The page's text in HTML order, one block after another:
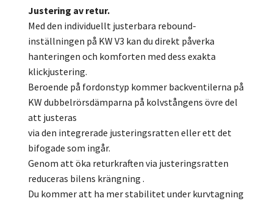
Justering av retur.
Med den individuellt justerbara rebound-
inställningen på KW V3 kan du direkt påverka
hanteringen och komforten med dess exakta
klickjustering.
Beroende på fordonstyp kommer backventilerna på
KW dubbelrörsdämparna på kolvstångens övre del
att justeras
via den integrerade justeringsratten eller ett det
bifogade som ingår.
Genom att öka returkraften via justeringsratten
reduceras bilens krängning .
Du kommer att ha mer stabilitet under kurvtagning